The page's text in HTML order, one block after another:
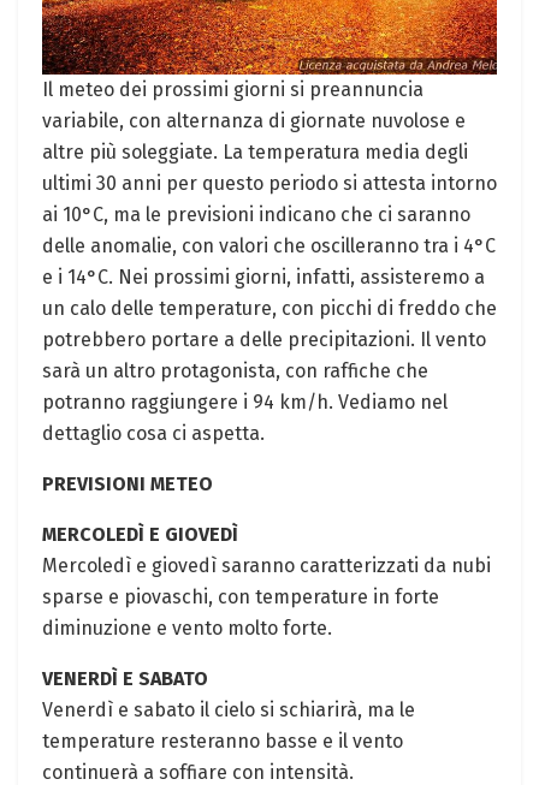
Il meteo dei prossimi giorni si preannuncia
variabile, con alternanza di giornate nuvolose e
altre più soleggiate. La temperatura media degli
ultimi 30 anni per questo periodo si attesta intorno
ai 10°C, ma le previsioni indicano che ci saranno
delle anomalie, con valori che oscilleranno tra i 4°C
e i 14°C. Nei prossimi giorni, infatti, assisteremo a
un calo delle temperature, con picchi di freddo che
potrebbero portare a delle precipitazioni. Il vento
sarà un altro protagonista, con raffiche che
potranno raggiungere i 94 km/h. Vediamo nel
dettaglio cosa ci aspetta.
PREVISIONI METEO
MERCOLEDÌ E GIOVEDÌ
Mercoledì e giovedì saranno caratterizzati da nubi
sparse e piovaschi, con temperature in forte
diminuzione e vento molto forte.
VENERDÌ E SABATO
Venerdì e sabato il cielo si schiarirà, ma le
temperature resteranno basse e il vento
continuerà a soffiare con intensità.